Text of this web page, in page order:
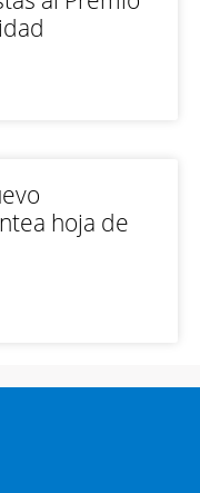
hoja de